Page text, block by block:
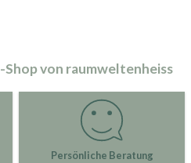
von raumweltenheiss
Persönliche Beratung